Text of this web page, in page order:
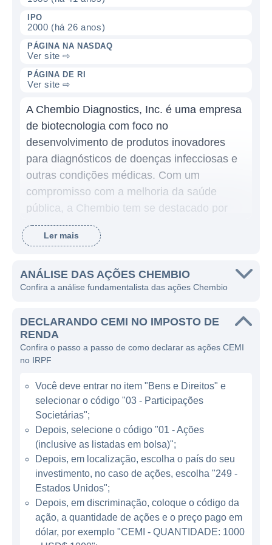
IPO
2000 (há 26 anos)
PÁGINA NA NASDAQ
Ver site ⇨
PÁGINA DE RI
Ver site ⇨
A Chembio Diagnostics, Inc. é uma empresa
de biotecnologia com foco no
desenvolvimento de produtos inovadores
para diagnósticos de doenças infecciosas e
outras condições médicas. Com um
compromisso com a melhoria da saúde
pública, a Chembio tem se destacado por
suas soluções rápidas e precisas que
atendem tanto ao mercado de cuidados de
A Chembio é reconhecida principalmente por
são fundamentais em ambientes onde a
rapidez e precisão são cruciais, como em
laboratórios de análises clínicas, hospitais e
clínicas de saúde. A empresa desenvolve e
comercializa testes pontos de cuidado que
podem ser utilizados em diversas condições,
incluindo doenças tropicais, infecções
sexualmente transmissíveis e outros
problemas de saúde comum.
ATUAÇÃO DA CHEMBIO
A Chembio se destaca no setor de
diagnósticos, onde a demanda por testes
rápidos e precisos tem crescido
Ler mais
ANÁLISE DAS AÇÕES CHEMBIO
Confira a análise fundamentalista das ações Chembio
DECLARANDO CEMI NO IMPOSTO DE
RENDA
Confira o passo a passo de como declarar as ações CEMI
no IRPF
Você deve entrar no item "Bens e Direitos" e
selecionar o código "03 - Participações
Societárias";
Depois, selecione o código "01 - Ações
(inclusive as listadas em bolsa)";
Depois, em localização, escolha o país do seu
investimento, no caso de ações, escolha "249 -
Estados Unidos";
Depois, em discriminação, coloque o código da
ação, a quantidade de ações e o preço pago em
dólar, por exemplo "CEMI - QUANTIDADE: 1000